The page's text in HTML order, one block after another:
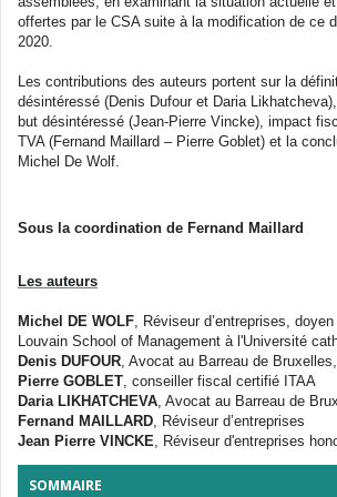
offertes par le CSA suite à la modification de ce
2020.
Les contributions des auteurs portent sur la
désintéressé (Denis Dufour et Daria
but désintéressé (Jean-Pierre Vincke), impact
TVA (Fernand Maillard – Pierre Goblet) et la
Michel De Wolf.
Sous la coordination de Fernand Maillard
Les auteurs
Michel DE WOLF, Réviseur d’entreprises,
Louvain School of Management à l'Université
Denis DUFOUR, Avocat au Barreau de
Pierre GOBLET, conseiller fiscal certifié ITAA
Daria LIKHATCHEVA, Avocat au Barreau de
Fernand MAILLARD, Réviseur d’entreprises
Jean Pierre VINCKE, Réviseur d'entreprises
SOMMAIRE